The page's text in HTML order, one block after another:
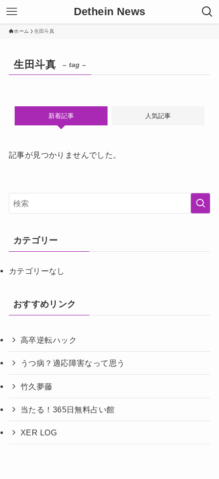
Dethein News
ホーム 生田斗真
生田斗真 – tag –
新着記事 人気記事
記事が見つかりませんでした。
カテゴリー
カテゴリーなし
おすすめリンク
高卒逆転ハック
うつ病？適応障害なって思う
竹久夢藤
当たる！365日無料占い館
XER LOG